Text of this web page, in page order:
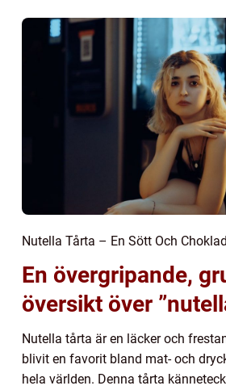
Nutella Tårta – En Sött Och
En övergripande,
översikt över
Nutella tårta är en läcker och
blivit en favorit bland mat- och
hela världen. Denna tårta